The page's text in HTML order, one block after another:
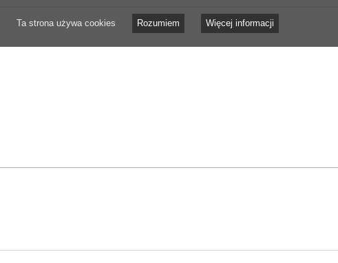
Ta strona używa cookies Rozumiem Więcej informacji